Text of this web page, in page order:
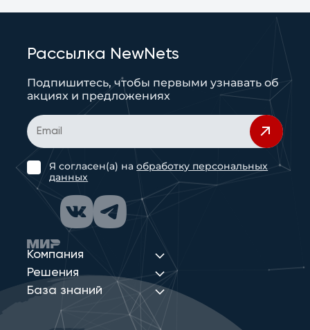
Компания
Решения
База знаний
Рассылка NewNets
Подпишитесь, чтобы первыми узнавать об
акциях и предложениях
Я согласен(а) наобработку персональных
данных